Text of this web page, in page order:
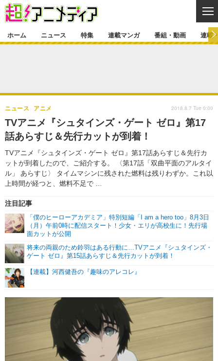
ゲーム・アプリ マンガ
グッズ
声優 コスプレ
舞台 新帝スタ
特集一覧 カバー
ラキりす
連載マンガ
連載マンガ一覧 連載一覧
番組・動画一覧
動画
連載・ブログ
連載・ブログ一覧 コラム
編集部ブログ・お知らせ
ホーム ニュース 特集 連載マンガ 番組・動画 連載
TVアニメ『シュタインズ・ゲート ゼロ』第17
話あらすじ＆先行カットが到着！
TVアニメ『シュタインズ・ゲート ゼロ』第17話あらすじ＆先行カ
ットが到着したので、ご紹介する。 〈第17話「双曲平面のアルタイ
ル」 あらすじ〉 タイムマシンに残された燃料は残りわずか。これ以
上時間が経つと、燃料不足で …
ニュース アニメ
注目記事
「僕のヒーローアカデミア」特別短編「I am a hero too」8月3日
（月）午前0時に配信スタート！少女・エリが高校生に！先行場
面カットが公開
将来の両親のため鈴羽はある行動に…TVアニメ『シュタインズ・
ゲート ゼロ』第15話あらすじ＆先行カットが到着！
【連載】河西健吾の『趣味のアレコレ』
2018.8.7 Tue 0:00